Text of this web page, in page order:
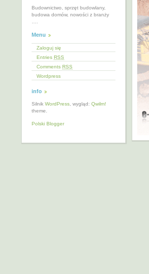
Budownictwo, sprzęt budowlany,
budowa domów, nowości z branży
….
Menu
Zaloguj się
Entries RSS
Comments RSS
Wordpress
info
Silnik WordPress , wygląd: Qwilm!
theme.
Polski Blogger